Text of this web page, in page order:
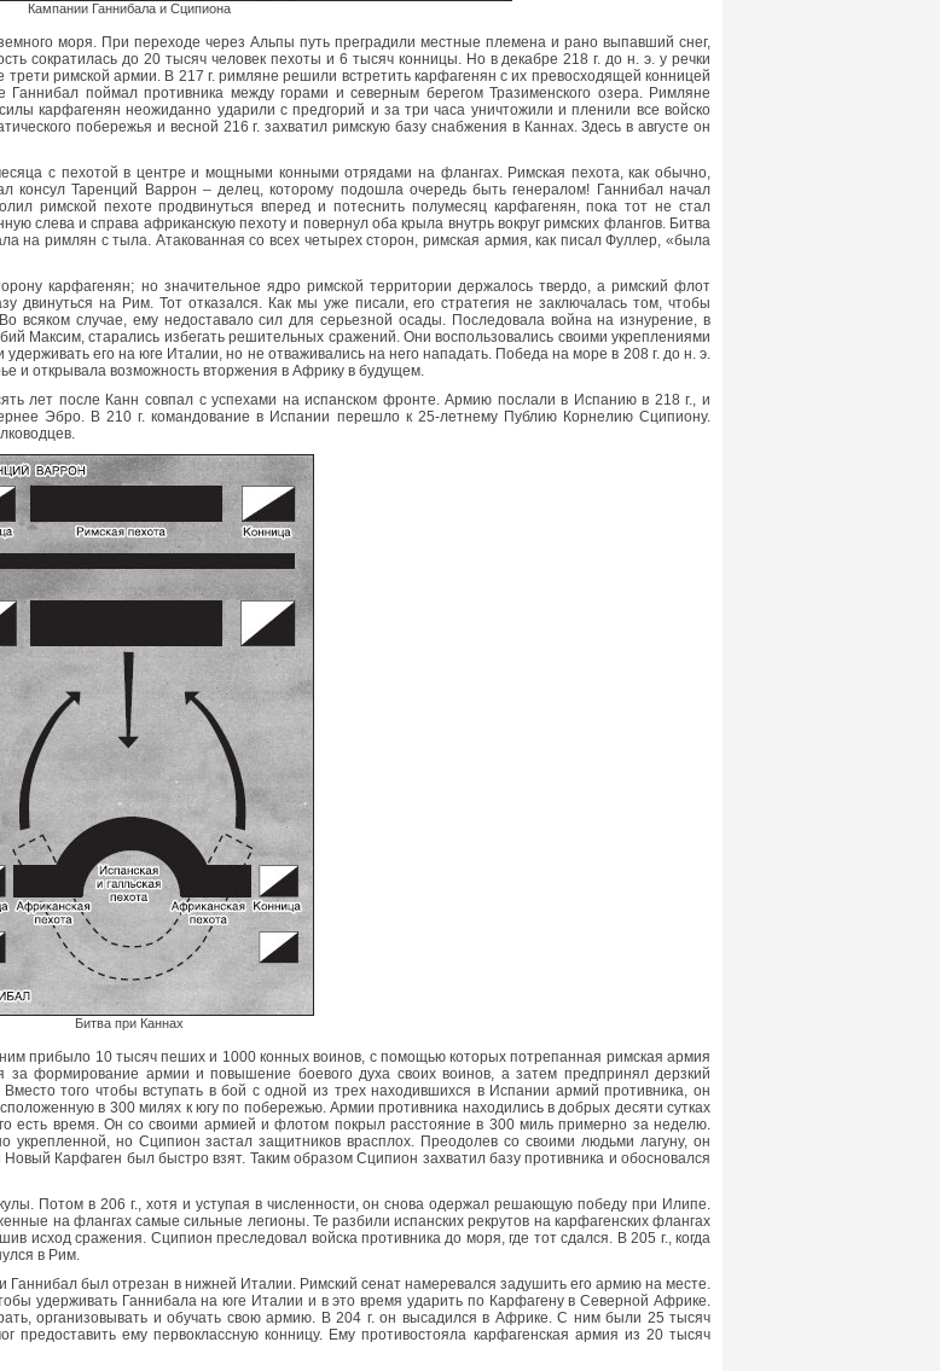
Кампании Ганнибала и Сципиона
моря. При переходе через Альпы путь преградили местные племена и рано выпавший снег,
сократилась до 20 тысяч человек пехоты и 6 тысяч конницы. Но в декабре 218 г. до н. э. у речки
римской армии. В 217 г. римляне решили встретить карфагенян с их превосходящей конницей
поймал противника между горами и северным берегом Тразименского озера. Римляне
карфагенян неожиданно ударили с предгорий и за три часа уничтожили и пленили все войско
побережья и весной 216 г. захватил римскую базу снабжения в Каннах. Здесь в августе он
с пехотой в центре и мощными конными отрядами на флангах. Римская пехота, как обычно,
консул Таренций Варрон – делец, которому подошла очередь быть генералом! Ганнибал начал
римской пехоте продвинуться вперед и потеснить полумесяц карфагенян, пока тот не стал
слева и справа африканскую пехоту и повернул оба крыла внутрь вокруг римских флангов. Битва
на римлян с тыла. Атакованная со всех четырех сторон, римская армия, как писал Фуллер, «была
карфагенян; но значительное ядро римской территории держалось твердо, а римский флот
двинуться на Рим. Тот отказался. Как мы уже писали, его стратегия не заключалась том, чтобы
всяком случае, ему недоставало сил для серьезной осады. Последовала война на изнурение, в
Максим, старались избегать решительных сражений. Они воспользовались своими укреплениями
его на юге Италии, но не отваживались на него нападать. Победа на море в 208 г. до н. э.
и открывала возможность вторжения в Африку в будущем.
лет после Канн совпал с успехами на испанском фронте. Армию послали в Испанию в 218 г., и
Эбро. В 210 г. командование в Испании перешло к 25-летнему Публию Корнелию Сципиону.
Битва при Каннах
прибыло 10 тысяч пеших и 1000 конных воинов, с помощью которых потрепанная римская армия
формирование армии и повышение боевого духа своих воинов, а затем предпринял дерзкий
того чтобы вступать в бой с одной из трех находившихся в Испании армий противника, он
в 300 милях к югу по побережью. Армии противника находились в добрых десяти сутках
есть время. Он со своими армией и флотом покрыл расстояние в 300 миль примерно за неделю.
укрепленной, но Сципион застал защитников врасплох. Преодолев со своими людьми лагуну, он
Карфаген был быстро взят. Таким образом Сципион захватил базу противника и обосновался
Потом в 206 г., хотя и уступая в численности, он снова одержал решающую победу при Илипе.
на флангах самые сильные легионы. Те разбили испанских рекрутов на карфагенских флангах
исход сражения. Сципион преследовал войска противника до моря, где тот сдался. В 205 г., когда
в Рим.
был отрезан в нижней Италии. Римский сенат намеревался задушить его армию на месте.
удерживать Ганнибала на юге Италии и в это время ударить по Карфагену в Северной Африке.
организовывать и обучать свою армию. В 204 г. он высадился в Африке. С ним были 25 тысяч
предоставить ему первоклассную конницу. Ему противостояла карфагенская армия из 20 тысяч